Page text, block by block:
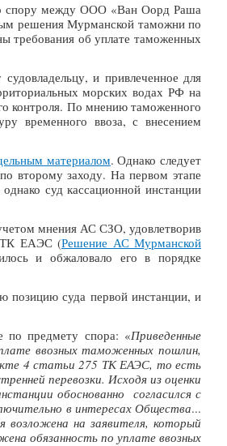
спору между ООО «Ван Оорд Раша
решения Мурманской таможни по
требования об уплате таможенных
и привлеченное для
морских водах РФ на
контроля. По мнению таможенного
временного ввоза, с внесением
материалом. Однако следует
второму заходу. На первом этапе
суд кассационной инстанции
мнения АС СЗО, удовлетворив
ТК ЕАЭС (Решение АС Мурманской
и обжаловало его в порядке
позицию суда первой инстанции, и
по предмету спора: «Приведенные
ввозных таможенных пошлин,
кте 4 статьи 275 ТК ЕАЭС, то есть
перевозки. Исходя из оценки
обоснованно согласился с
в интересах Общества...
возложена на заявителя, который
обязанность по уплате ввозных